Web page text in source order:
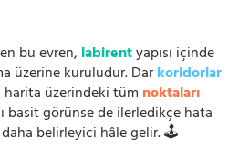
bu evren, labirentyapısı içinde
üzerine kuruludur. Darkoridorlar
harita üzerindeki tüm noktaları
basit görünse de ilerledikçe hata
daha belirleyici hâle gelir. 🕹️